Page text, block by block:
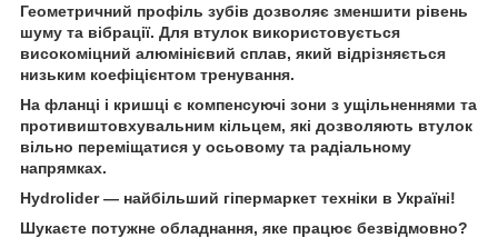
Геометричний профіль зубів дозволяє зменшити рівень
шуму та вібрації. Для втулок використовується
високоміцний алюмінієвий сплав, який відрізняється
низьким коефіцієнтом тренування.
На фланці і кришці є компенсуючі зони з ущільненнями та
противиштовхувальним кільцем, які дозволяють втулок
вільно переміщатися у осьовому та радіальному
напрямках.
Hydrolider— найбільший гіпермаркет техніки в Україні!
Шукаєте потужне обладнання, яке працює безвідмовно?